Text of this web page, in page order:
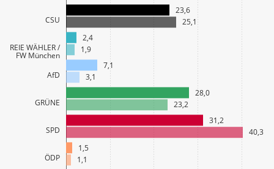
CSU
FREIE WÄHLER /
FW München
AfD
GRÜNE
SPD
ÖDP
25,1
1,9
3,1
23,2
40,3
1,1
23,6
2,4
7,1
28,0
31,2
1,5